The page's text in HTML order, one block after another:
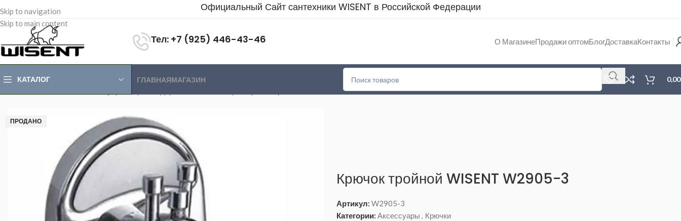
Skip to navigation
Skip to main content
Официальный Сайт сантехники WISENT в Российской Федерации
Тел: +7 (925) 446-43-46 О МагазинеПродажи оптомБлогДоставкаКонтакты
КАТАЛОГ ГЛАВНАЯМАГАЗИН
Крючок тройной WISENT W2905-3
ПРОДАНО
Крючок тройной WISENT W2905-3
Артикул:W2905-3
Категории: Аксессуары , Крючки